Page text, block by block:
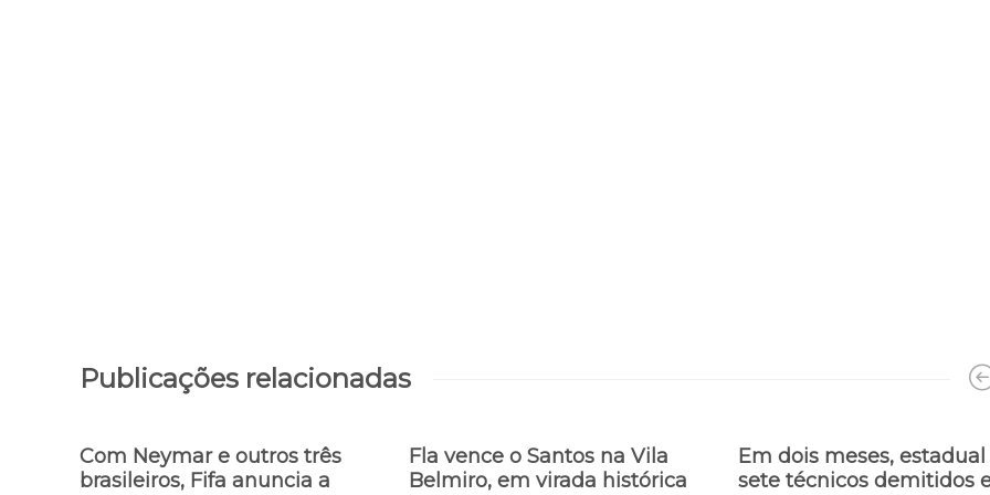
Publicações relacionadas
Com Neymar e outros três
brasileiros, Fifa anuncia a
Fla vence o Santos na Vila
Belmiro, em virada histórica
Em dois meses,
sete técnicos demitidos